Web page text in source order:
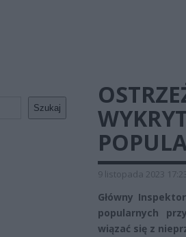
Szukaj
9 listopada 2023
Główny
popularnych
wiązać się z